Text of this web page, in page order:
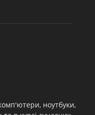
ноутбуки,